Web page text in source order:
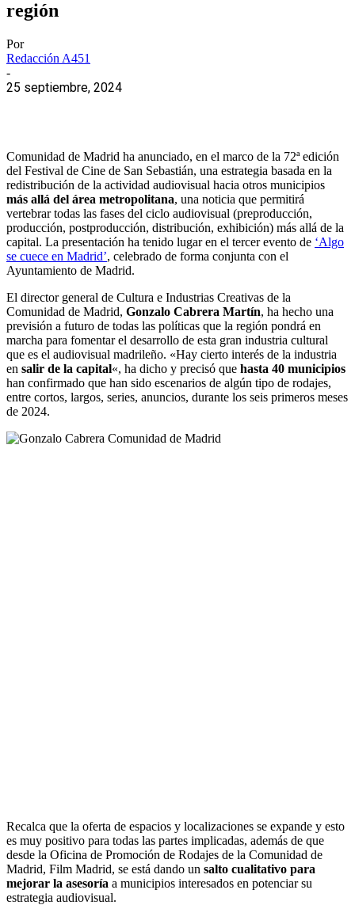
región
Por
Redacción A451
-
25 septiembre, 2024
Comunidad de Madrid ha anunciado, en el marco de la 72ª edición
del Festival de Cine de San Sebastián, una estrategia basada en la
redistribución de la actividad audiovisual hacia otros municipios
más allá del área metropolitana, una noticia que permitirá
vertebrar todas las fases del ciclo audiovisual (preproducción,
producción, postproducción, distribución, exhibición) más allá de la
capital. La presentación ha tenido lugar en el tercer evento de ‘Algo
se cuece en Madrid’, celebrado de forma conjunta con el
Ayuntamiento de Madrid.
El director general de Cultura e Industrias Creativas de la
Comunidad de Madrid, Gonzalo Cabrera Martín, ha hecho una
previsión a futuro de todas las políticas que la región pondrá en
marcha para fomentar el desarrollo de esta gran industria cultural
que es el audiovisual madrileño. «Hay cierto interés de la industria
en salir de la capital«, ha dicho y precisó que hasta 40 municipios
han confirmado que han sido escenarios de algún tipo de rodajes,
entre cortos, largos, series, anuncios, durante los seis primeros meses
de 2024.
Recalca que la oferta de espacios y localizaciones se expande y esto
es muy positivo para todas las partes implicadas, además de que
desde la Oficina de Promoción de Rodajes de la Comunidad de
Madrid, Film Madrid, se está dando un salto cualitativo para
mejorar la asesoría a municipios interesados en potenciar su
estrategia audiovisual.